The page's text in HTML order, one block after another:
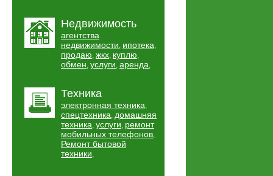
Недвижимость
агентства
недвижимости, ипотека,
продаю, жкх, куплю,
обмен, услуги, аренда,
Техника
электронная техника,
спецтехника, домашняя
техника, услуги, ремонт
мобильных телефонов,
Ремонт бытовой
техники,